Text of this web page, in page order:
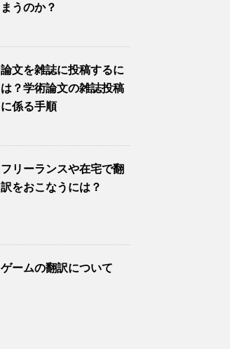
まうのか？
論文を雑誌に投稿するに
は？学術論文の雑誌投稿
に係る手順
フリーランスや在宅で翻
訳をおこなうには？
ゲームの翻訳について